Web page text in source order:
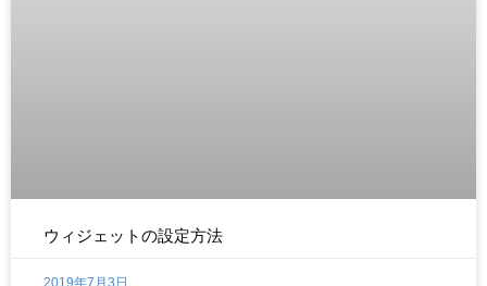
ウィジェットの設定方法
2019年7月3日